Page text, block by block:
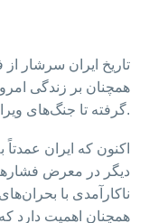
تاریخ ایران سرشار
همچنان بر زندگی
گرفته تا جنگ‌های ویرانگر و بحران‌های منطقه‌ای.
اکنون که ایران
دیگر در معرض
ناکارآمدی با
همچنان اهمیت دارد